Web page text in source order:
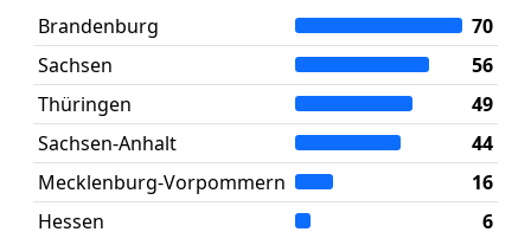
Brandenburg
70
Sachsen
56
Thüringen
49
Sachsen-Anhalt
44
Mecklenburg-Vorpommern
16
Hessen
6